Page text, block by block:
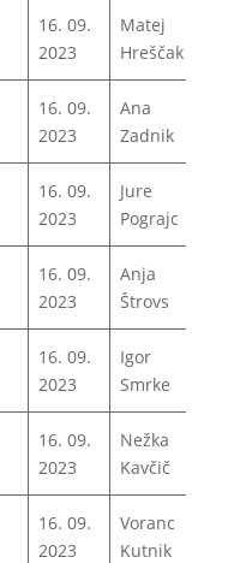
16. 09.
2023
Matej
Hreščak
16. 09.
2023
Ana
Zadnik
16. 09.
2023
Jure
Pograjc
16. 09.
2023
Anja
Štrovs
16. 09.
2023
Igor
Smrke
16. 09.
2023
Nežka
Kavčič
16. 09.
2023
Voranc
Kutnik